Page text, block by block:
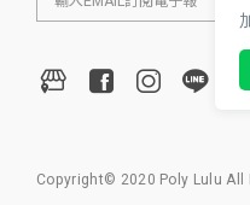
Copyright© 2020 Poly Lulu All